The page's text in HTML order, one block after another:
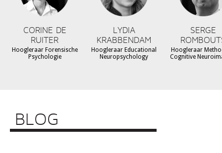
CORINE DE
RUITER
Hoogleraar Forensische
Psychologie
LYDIA
KRABBENDAM
Hoogleraar Educational
Neuropsychology
SERGE
Hoogleraar
Cognitive
BLOG